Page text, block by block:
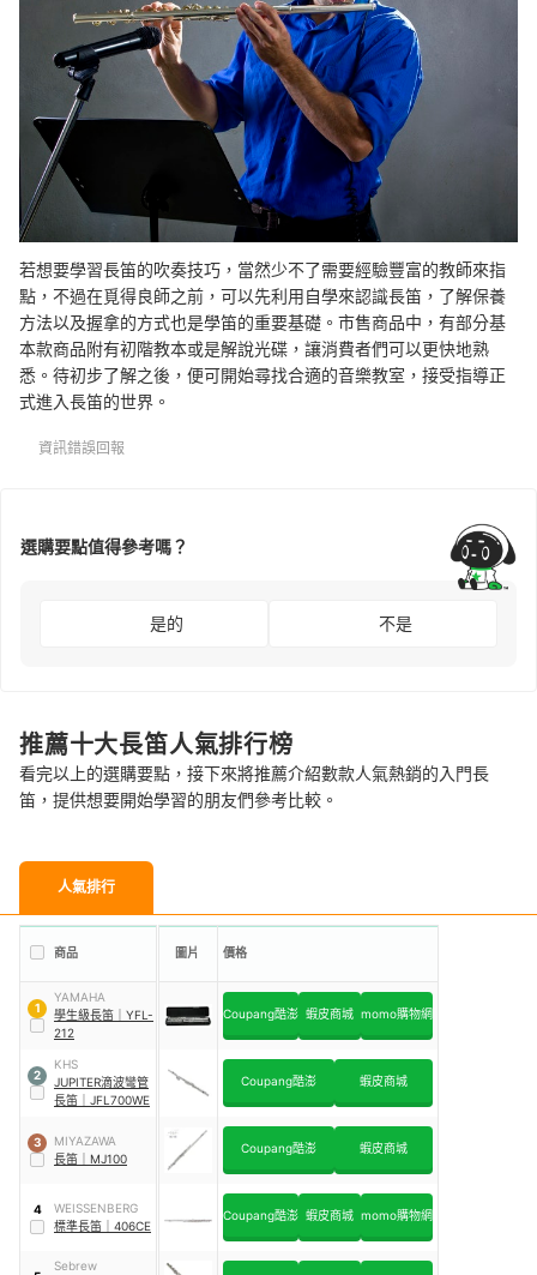
若想要學習長笛的吹奏技巧，當然少不了需要經驗豐富的教師來指
點，不過在覓得良師之前，可以先利用自學來認識長笛，了解保養
方法以及握拿的方式也是學笛的重要基礎。市售商品中，有部分基
本款商品附有初階教本或是解說光碟，讓消費者們可以更快地熟
悉。待初步了解之後，便可開始尋找合適的音樂教室，接受指導正
式進入長笛的世界。
資訊錯誤回報
選購要點值得參考嗎？
是的 不是
推薦十大長笛人氣排行榜
看完以上的選購要點，接下來將推薦介紹數款人氣熱銷的入門長
笛，提供想要開始學習的朋友們參考比較。
人氣排行
商品 圖片 價格
1
YAMAHA
學生級長笛
YFL-
212
Coupang酷澎 蝦皮商城 momo購物網
2
KHS
JUPITER滴波彎管
長笛
JFL700WE
Coupang酷澎 蝦皮商城
3
MIYAZAWA
長笛
MJ100
Coupang酷澎 蝦皮商城
4
WEISSENBERG
標準長笛
406CE
Coupang酷澎 蝦皮商城 momo購物網
Sebrew